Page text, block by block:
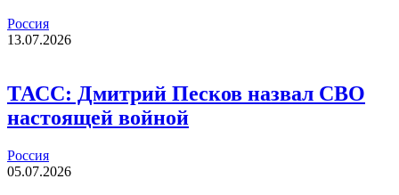
Россия
13.07.2026
ТАСС: Дмитрий Песков назвал СВО
настоящей войной
Россия
05.07.2026